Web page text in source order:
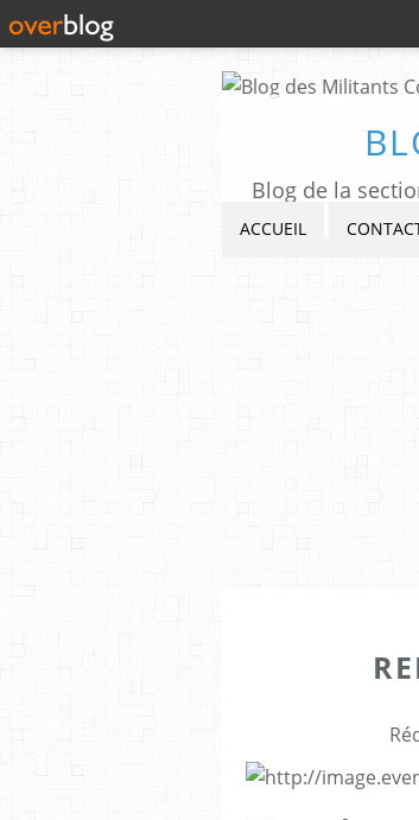
Blog de la
ACCUEIL